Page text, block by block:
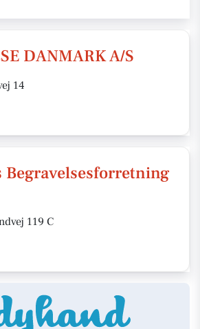
DANMARK A/S
14
Begravelsesforretning
119 C